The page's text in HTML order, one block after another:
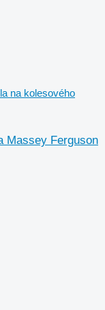
na kolesového
Massey Ferguson